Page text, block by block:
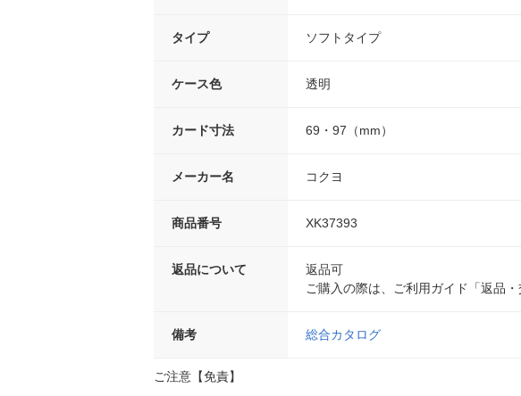
タイプ ソフトタイプ
ケース色 透明
カード寸法 69・97（mm）
メーカー名 コクヨ
商品番号 XK37393
返品について
返品可
ご購入の際は、ご利用ガイド「返品
備考 総合カタログ
ご注意【免責】